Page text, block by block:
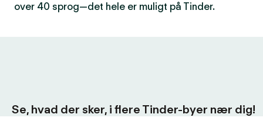
over 40 sprog—det hele er muligt på Tinder.
Se, hvad der sker, i flere Tinder-byer nær dig!